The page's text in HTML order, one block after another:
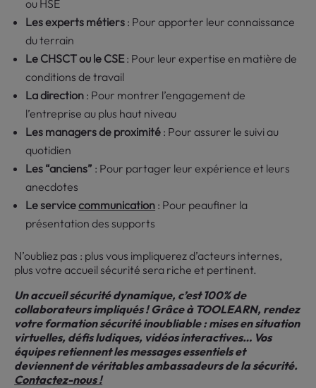
ou HSE
Les experts métiers : Pour apporter leur connaissance
du terrain
Le CHSCT ou le CSE: Pour leur expertise en matière de
conditions de travail
La direction : Pour montrer l’engagement de
l’entreprise au plus haut niveau
Les managers de proximité : Pour assurer le suivi au
quotidien
Les “anciens” : Pour partager leur expérience et leurs
anecdotes
Le servicecommunication : Pour peaufiner la
présentation des supports
N’oubliez pas : plus vous impliquerez d’acteurs internes,
plus votre accueil sécurité sera riche et pertinent.
Un accueil sécurité dynamique, c’est 100% de
collaborateurs impliqués ! Grâce à TOOLEARN, rendez
votre formation sécurité inoubliable : mises en situation
virtuelles, défis ludiques, vidéos interactives… Vos
équipes retiennent les messages essentiels et
deviennent de véritables ambassadeurs de la sécurité.
Contactez-nous !